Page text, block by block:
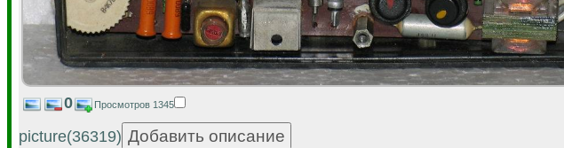
0 Просмотров 1345
picture(36319)